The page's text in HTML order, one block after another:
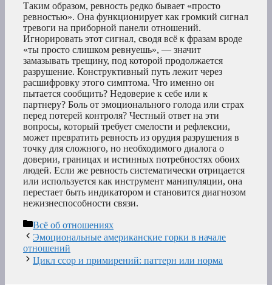
Таким образом, ревность редко бывает «просто
ревностью». Она функционирует как громкий сигнал
тревоги на приборной панели отношений.
Игнорировать этот сигнал, сводя всё к фразам вроде
«ты просто слишком ревнуешь», — значит
замазывать трещину, под которой продолжается
разрушение. Конструктивный путь лежит через
расшифровку этого симптома. Что именно он
пытается сообщить? Недоверие к себе или к
партнеру? Боль от эмоционального голода или страх
перед потерей контроля? Честный ответ на эти
вопросы, который требует смелости и рефлексии,
может превратить ревность из орудия разрушения в
точку для сложного, но необходимого диалога о
доверии, границах и истинных потребностях обоих
людей. Если же ревность систематически отрицается
или используется как инструмент манипуляции, она
перестает быть индикатором и становится диагнозом
нежизнеспособности связи.
Рубрики
Всё об отношениях
Эмоциональные американские горки в начале
отношений
Цикл ссор и примирений: паттерн или норма